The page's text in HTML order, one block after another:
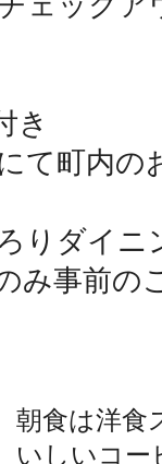
き
て町内の
りダイニ
み事前の
朝食は洋食
いしいコー